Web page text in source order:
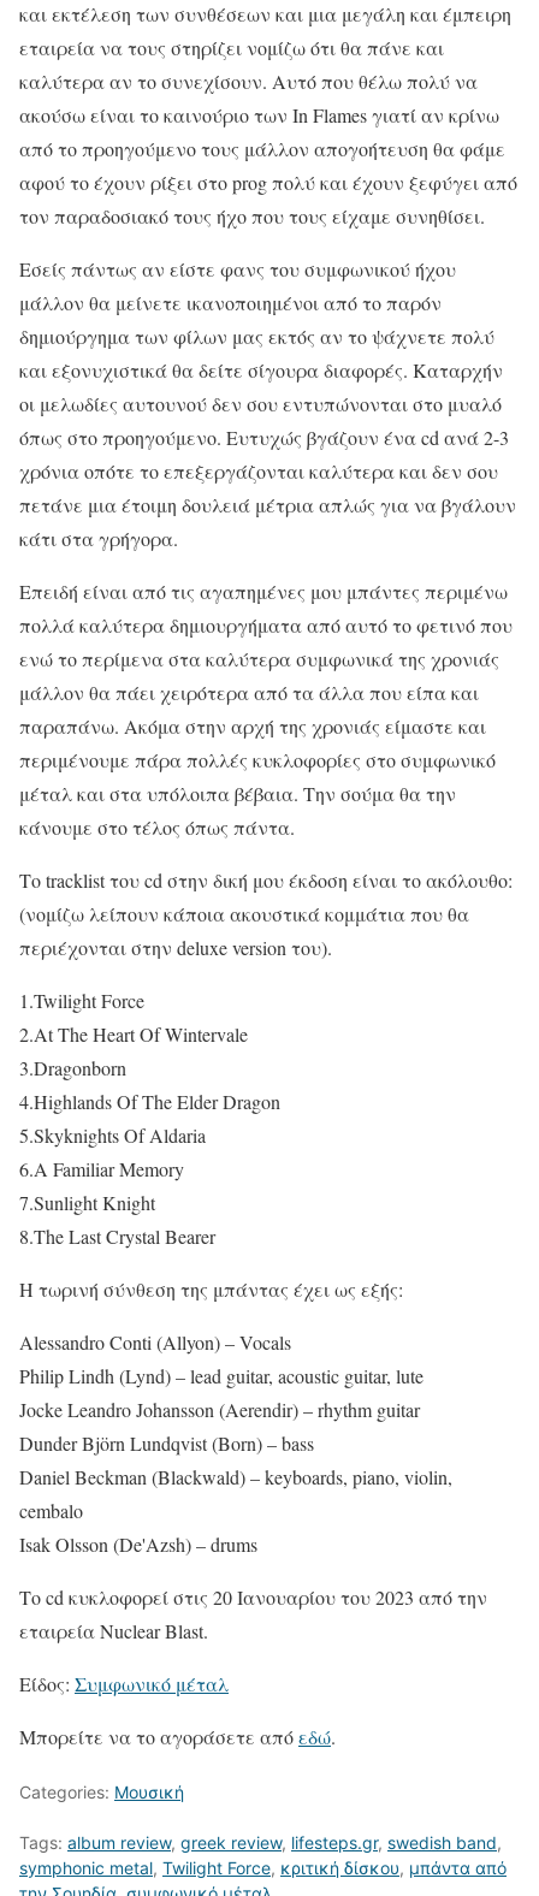
και εκτέλεση των συνθέσεων και μια μεγάλη και έμπειρη
εταιρεία να τους στηρίζει νομίζω ότι θα πάνε και
καλύτερα αν το συνεχίσουν. Αυτό που θέλω πολύ να
ακούσω είναι το καινούριο των In Flames γιατί αν κρίνω
από το προηγούμενο τους μάλλον απογοήτευση θα φάμε
αφού το έχουν ρίξει στο prog πολύ και έχουν ξεφύγει από
τον παραδοσιακό τους ήχο που τους είχαμε συνηθίσει.
Εσείς πάντως αν είστε φανς του συμφωνικού ήχου
μάλλον θα μείνετε ικανοποιημένοι από το παρόν
δημιούργημα των φίλων μας εκτός αν το ψάχνετε πολύ
και εξονυχιστικά θα δείτε σίγουρα διαφορές. Καταρχήν
οι μελωδίες αυτουνού δεν σου εντυπώνονται στο μυαλό
όπως στο προηγούμενο. Ευτυχώς βγάζουν ένα cd ανά 2-3
χρόνια οπότε το επεξεργάζονται καλύτερα και δεν σου
πετάνε μια έτοιμη δουλειά μέτρια απλώς για να βγάλουν
κάτι στα γρήγορα.
Επειδή είναι από τις αγαπημένες μου μπάντες περιμένω
πολλά καλύτερα δημιουργήματα από αυτό το φετινό που
ενώ το περίμενα στα καλύτερα συμφωνικά της χρονιάς
μάλλον θα πάει χειρότερα από τα άλλα που είπα και
παραπάνω. Ακόμα στην αρχή της χρονιάς είμαστε και
περιμένουμε πάρα πολλές κυκλοφορίες στο συμφωνικό
μέταλ και στα υπόλοιπα βέβαια. Την σούμα θα την
κάνουμε στο τέλος όπως πάντα.
Το tracklist του cd στην δική μου έκδοση είναι το ακόλουθο:
(νομίζω λείπουν κάποια ακουστικά κομμάτια που θα
περιέχονται στην deluxe version του).
1.Twilight Force
2.At The Heart Of Wintervale
3.Dragonborn
4.Highlands Of The Elder Dragon
5.Skyknights Of Aldaria
6.A Familiar Memory
7.Sunlight Knight
8.The Last Crystal Bearer
Η τωρινή σύνθεση της μπάντας έχει ως εξής:
Alessandro Conti (Allyon) – Vocals
Philip Lindh (Lynd) – lead guitar, acoustic guitar, lute
Jocke Leandro Johansson (Aerendir) – rhythm guitar
Dunder Björn Lundqvist (Born) – bass
Daniel Beckman (Blackwald) – keyboards, piano, violin,
cembalo
Isak Olsson (De'Azsh) – drums
Το cd κυκλοφορεί στις 20 Ιανουαρίου του 2023 από την
εταιρεία Nuclear Blast.
Είδος: Συμφωνικό μέταλ
Μπορείτε να το αγοράσετε απόεδώ.
Categories: Μουσική
Tags: album review, greek review, lifesteps.gr, swedish band,
symphonic metal, Twilight Force, κριτική δίσκου, μπάντα από